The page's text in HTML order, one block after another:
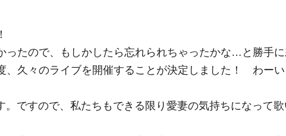
ったので、もしかしたら忘れられちゃったかな…と勝手
、久々のライブを開催することが決定しました！ わー
。ですので、私たちもできる限り愛妻の気持ちになって